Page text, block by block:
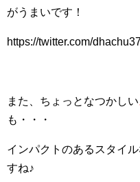
がうまいです！
https://twitter.com/
また、ちょっとなつかしい
も・・・
インパクトのあるスタイ
すね♪